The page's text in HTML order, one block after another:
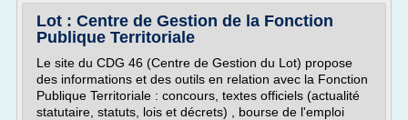
Lot : Centre de Gestion de la Fonction
Publique Territoriale
Le site du CDG 46 (Centre de Gestion du Lot) propose
des informations et des outils en relation avec la Fonction
Publique Territoriale : concours, textes officiels (actualité
statutaire, statuts, lois et décrets) , bourse de l'emploi